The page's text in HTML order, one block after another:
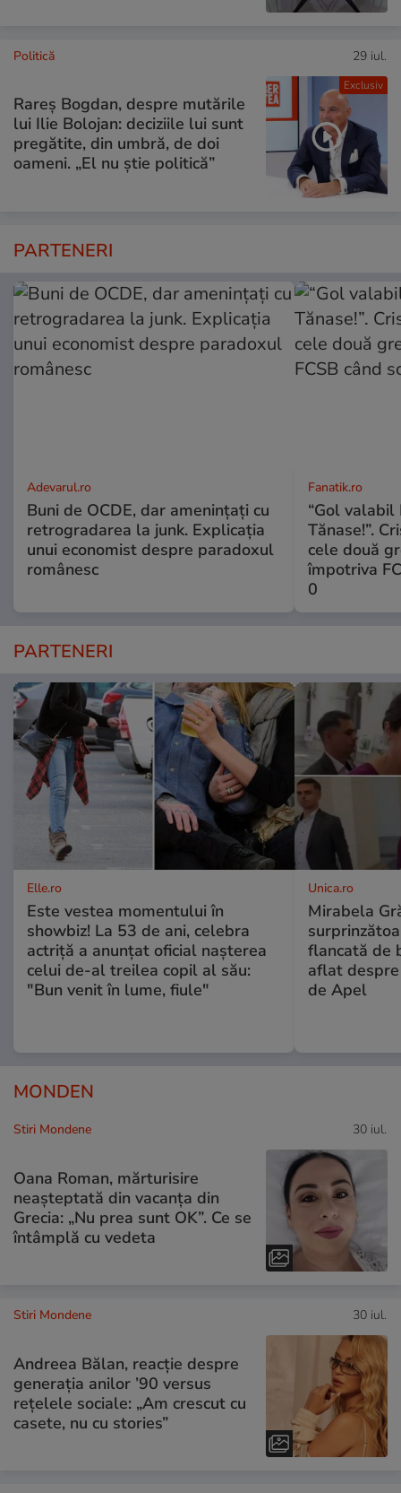
Exclusiv
Politică 29 iul.
Rareș Bogdan, despre mutările
lui Ilie Bolojan: deciziile lui sunt
pregătite, din umbră, de doi
oameni. „El nu știe politică”
PARTENERI
Adevarul.ro
Buni de OCDE, dar amenințați cu
retrogradarea la junk. Explicația
unui economist despre paradoxul
românesc
Fanatik.ro
“Gol
Tănase!”.
cele două
împotriva
0
PARTENERI
Elle.ro
Este vestea momentului în
showbiz! La 53 de ani, celebra
actriță a anunțat oficial nașterea
celui de-al treilea copil al său:
"Bun venit în lume, fiule"
Unica.ro
Mirabela
flancată de
aflat
de Apel
MONDEN
Stiri Mondene 30 iul.
Oana Roman, mărturisire
neașteptată din vacanța din
Grecia: „Nu prea sunt OK”. Ce se
întâmplă cu vedeta
Stiri Mondene 30 iul.
Andreea Bălan, reacție despre
generația anilor ’90 versus
rețelele sociale: „Am crescut cu
casete, nu cu stories”